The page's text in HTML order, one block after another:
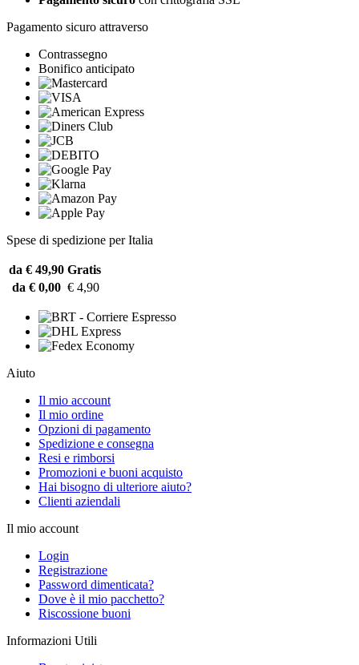
Pagamento sicuro attraverso
Contrassegno
Bonifico anticipato
Spese di spedizione per Italia
da € 49,90 Gratis
da € 0,00 € 4,90
Aiuto
Il mio account
Il mio ordine
Opzioni di pagamento
Spedizione e consegna
Resi e rimborsi
Promozioni e buoni acquisto
Hai bisogno di ulteriore aiuto?
Clienti aziendali
Il mio account
Login
Registrazione
Password dimenticata?
Dove è il mio pacchetto?
Riscossione buoni
Informazioni Utili